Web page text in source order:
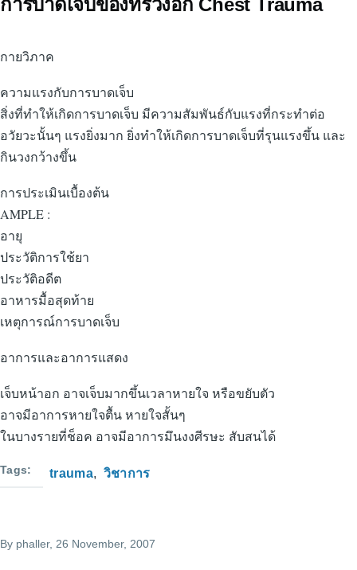
กายวิภาค
ความแรงกับการบาดเจ็บ
สิ่งที่ทำให้เกิดการบาดเจ็บ มีความสัมพันธ์กับแรงที่กระทำต่อ
อวัยวะนั้นๆ แรงยิ่งมาก ยิ่งทำให้เกิดการบาดเจ็บที่รุนแรงขึ้น และ
กินวงกว้างขึ้น
การประเมินเบื้องต้น
AMPLE :
อายุ
ประวัติการใช้ยา
ประวัติอดีต
อาหารมื้อสุดท้าย
เหตุการณ์การบาดเจ็บ
อาการและอาการแสดง
เจ็บหน้าอก อาจเจ็บมากขึ้นเวลาหายใจ หรือขยับตัว
อาจมีอาการหายใจตื้น หายใจสั้นๆ
ในบางรายที่ช็อค อาจมีอาการมึนงงศีรษะ สับสนได้
Tags trauma วิชาการ
By phaller, 26 November, 2007